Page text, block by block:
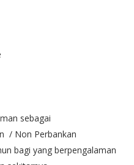
sebagai
/ Non Perbankan
bagi yang berpengalaman